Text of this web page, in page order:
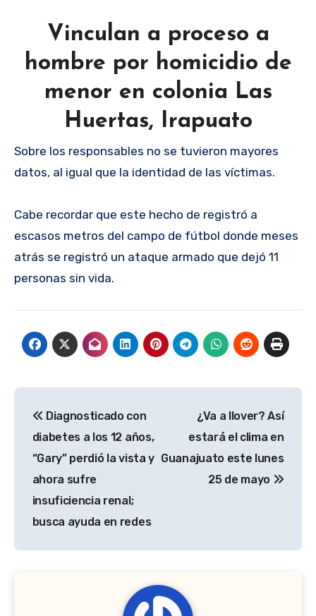
Vinculan a proceso a
hombre por homicidio de
menor en colonia Las
Huertas, Irapuato
Sobre los responsables no se tuvieron mayores
datos, al igual que la identidad de las víctimas.
Cabe recordar que este hecho de registró a
escasos metros del campo de fútbol donde meses
atrás se registró un ataque armado que dejó 11
personas sin vida.
de
entradas
Diagnosticado con
diabetes a los 12 años,
“Gary” perdió la vista y
ahora sufre
insuficiencia renal;
busca ayuda en redes
¿Va a llover? Así
estará el clima en
Guanajuato este lunes
25 de mayo